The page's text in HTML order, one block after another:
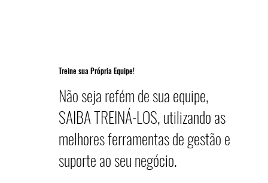
Não seja refém de sua equipe,
SAIBA TREINÁ-LOS, utilizando as
melhores ferramentas de gestão e
suporte ao seu negócio.
Treine sua Própria Equipe!